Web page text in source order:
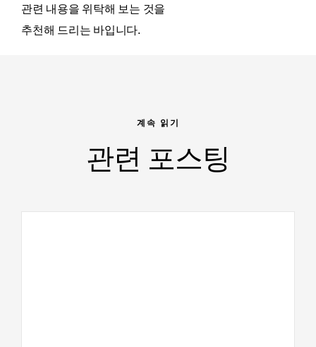
관련 내용을 위탁해 보는 것을
추천해 드리는 바입니다.
계속 읽기
관련 포스팅